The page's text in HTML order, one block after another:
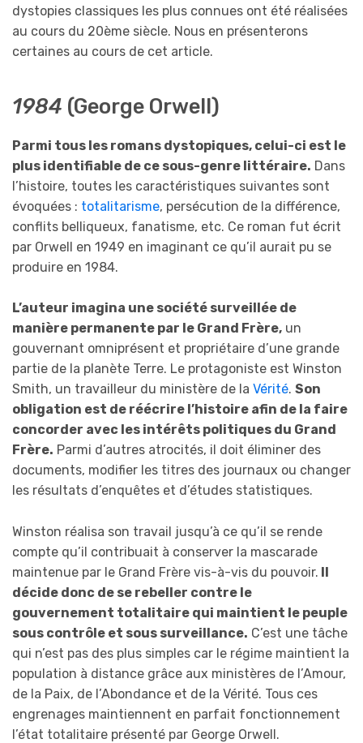
dystopies classiques les plus connues ont été réalisées
au cours du 20ème siècle. Nous en présenterons
certaines au cours de cet article.
1984 (George Orwell)
Parmi tous les romans dystopiques, celui-ci est le
plus identifiable de ce sous-genre littéraire. Dans
l’histoire, toutes les caractéristiques suivantes sont
évoquées : totalitarisme, persécution de la différence,
conflits belliqueux, fanatisme, etc. Ce roman fut écrit
par Orwell en 1949 en imaginant ce qu’il aurait pu se
produire en 1984.
L’auteur imagina une société surveillée de
manière permanente par le Grand Frère, un
gouvernant omniprésent et propriétaire d’une grande
partie de la planète Terre. Le protagoniste est Winston
Smith, un travailleur du ministère de la Vérité. Son
obligation est de réécrire l’histoire afin de la faire
concorder avec les intérêts politiques du Grand
Frère. Parmi d’autres atrocités, il doit éliminer des
documents, modifier les titres des journaux ou changer
les résultats d’enquêtes et d’études statistiques.
Winston réalisa son travail jusqu’à ce qu’il se rende
compte qu’il contribuait à conserver la mascarade
maintenue par le Grand Frère vis-à-vis du pouvoir. Il
décide donc de se rebeller contre le
gouvernement totalitaire qui maintient le peuple
sous contrôle et sous surveillance. C’est une tâche
qui n’est pas des plus simples car le régime maintient la
population à distance grâce aux ministères de l’Amour,
de la Paix, de l’Abondance et de la Vérité. Tous ces
engrenages maintiennent en parfait fonctionnement
l’état totalitaire présenté par George Orwell.